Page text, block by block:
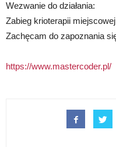
Wezwanie do działania:
Zabieg krioterapii
Zachęcam do zapoznania
https://www.mastercoder.pl/